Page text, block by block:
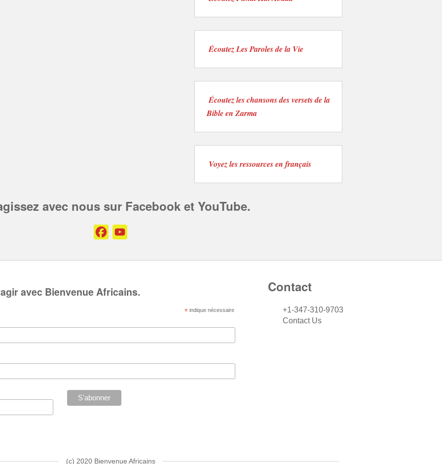
Écoutez Les Paroles de la Vie
Écoutez les chansons des versets de la
Bible en Zarma
Voyez les ressources en français
avec nous sur Facebook et YouTube.
Facebook
avec Bienvenue Africains.
*indique nécessaire
Contact
+1-347-310-9703
Contact Us
(c) 2020 Bienvenue Africains